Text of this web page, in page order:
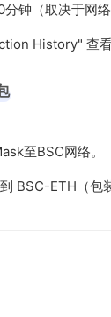
钟（取决于网络
History" 查看
至BSC网络。
BSC-ETH（包